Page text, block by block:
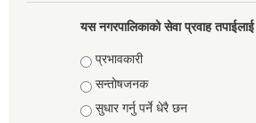
यस नगरपालिकाको सेवा प्रवाह
Choices
प्रभावकारी
सन्तोषजनक
सुधार गर्नु पर्ने धेरै छन